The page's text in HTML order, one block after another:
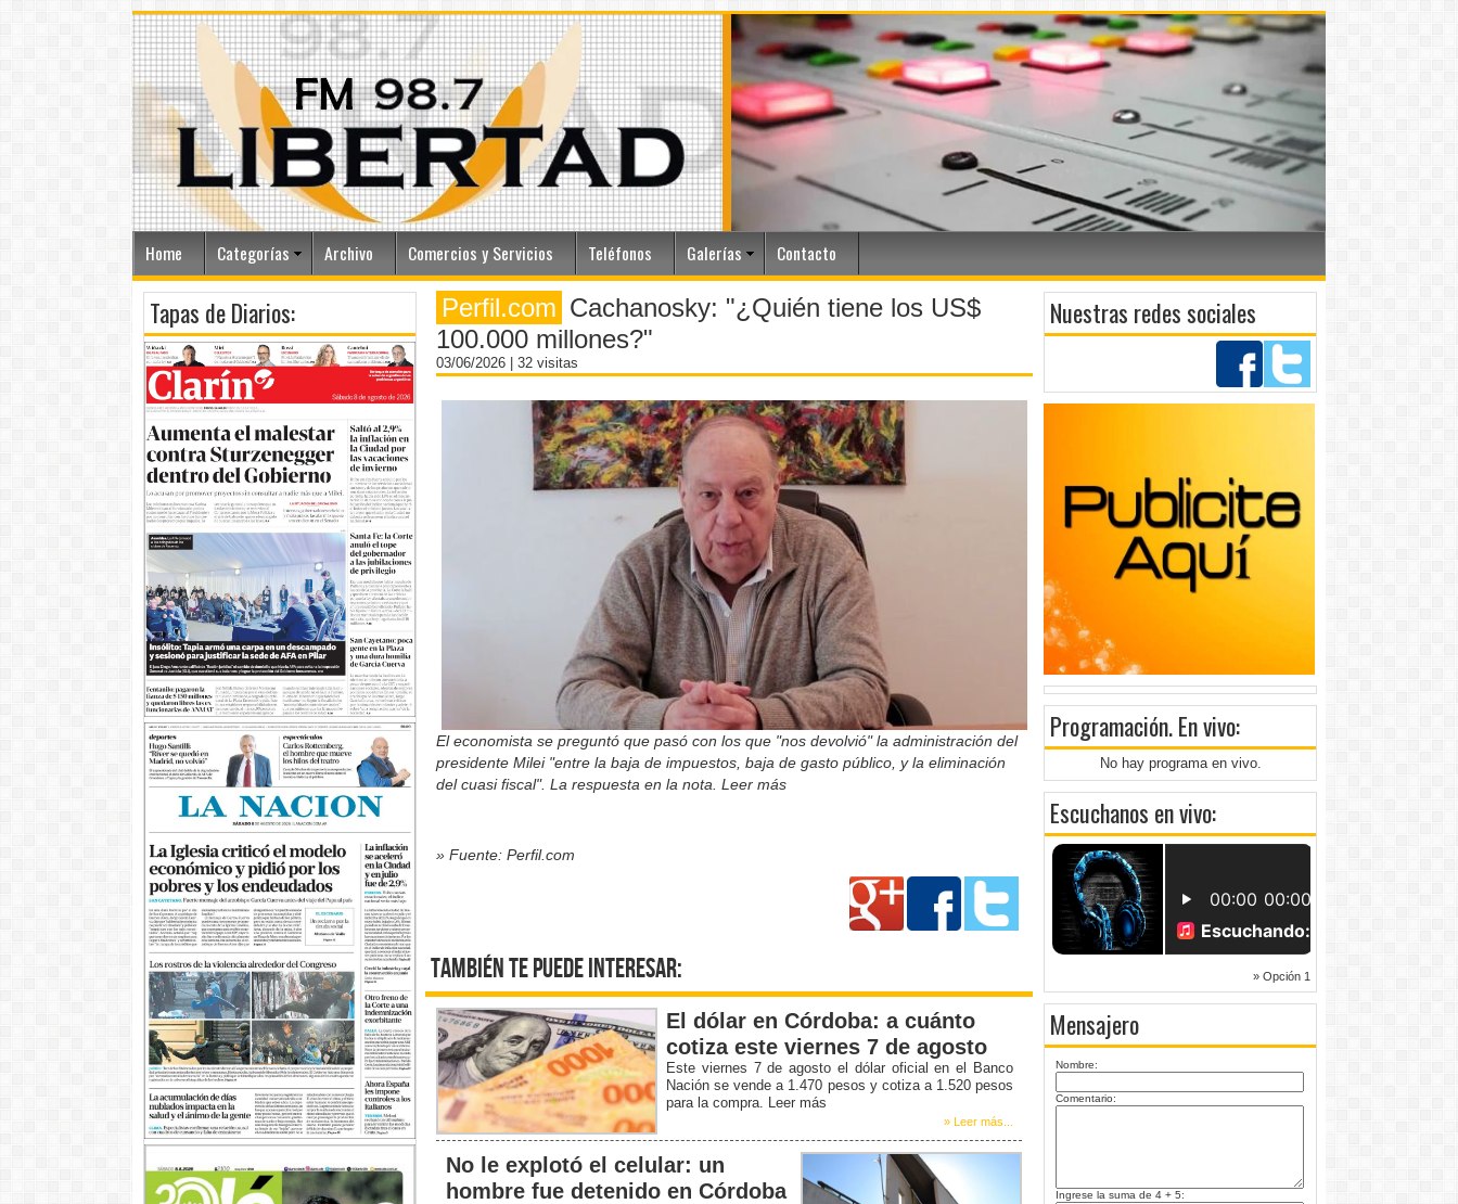
Home Categorías Archivo Comercios y Servicios Teléfonos Galerías Contacto
Tapas de Diarios: Perfil.com Cachanosky: "¿Quién tiene los US$
100.000 millones?"
03/06/2026 | 32 visitas
El economista se preguntó que pasó con los que "nos devolvió" la administración del
presidente Milei "entre la baja de impuestos, baja de gasto público, y la eliminación
del cuasi fiscal". La respuesta en la nota. Leer más
» Fuente: Perfil.com
También te puede interesar:
El dólar en Córdoba: a cuánto
cotiza este viernes 7 de agosto
Este viernes 7 de agosto el dólar oficial en el Banco
Nación se vende a 1.470 pesos y cotiza a 1.520 pesos
para la compra. Leer más
» Leer más...
No le explotó el celular: un
hombre fue detenido en Córdoba
Nuestras redes sociales
Programación. En vivo:
No hay programa en vivo.
Escuchanos en vivo:
» Opción 1
Mensajero
Nombre:
Comentario:
Ingrese la suma de 4 + 5: